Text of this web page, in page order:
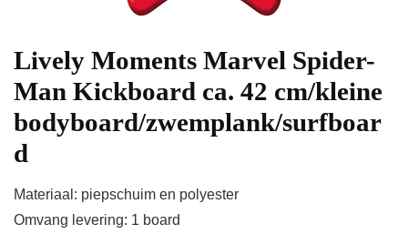
Lively Moments Marvel Spider-
Man Kickboard ca. 42 cm/kleine
bodyboard/zwemplank/surfboar
d
Materiaal: piepschuim en polyester
Omvang levering: 1 board